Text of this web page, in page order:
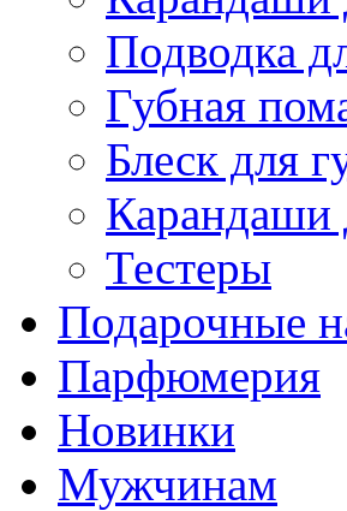
Подводка
Губная
Блеск для
Карандаши
Тестеры
Подарочные
Парфюмерия
Новинки
Мужчинам